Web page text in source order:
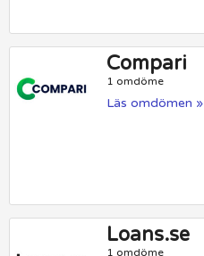
Compari
1 omdöme
Läs omdömen »
Loans.se
1 omdöme